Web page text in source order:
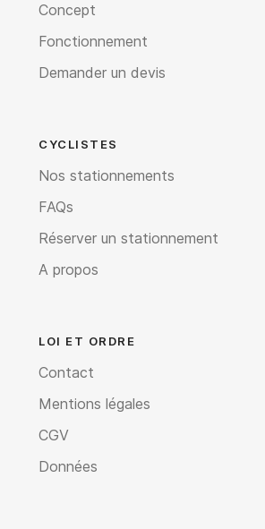
CYCLISTES
Nos stationnements
FAQs
Réserver un stationnement
A propos
LOI ET ORDRE
Contact
Mentions légales
CGV
Données
Concept
Fonctionnement
Demander un devis